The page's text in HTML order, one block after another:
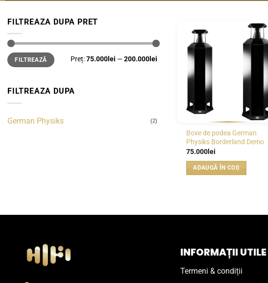
FILTREAZA DUPA PRET
Preț
minim
Preț
maximFILTREAZĂ Preț:75.000lei —200.000lei
FILTREAZA DUPA
German Physiks (2)
WISHLIST
Boxe de podea German
Physiks Borderland Demo
75.000lei
ADAUGĂ ÎN COȘ
INFORMAȚII UTILE
Termeni & condiții